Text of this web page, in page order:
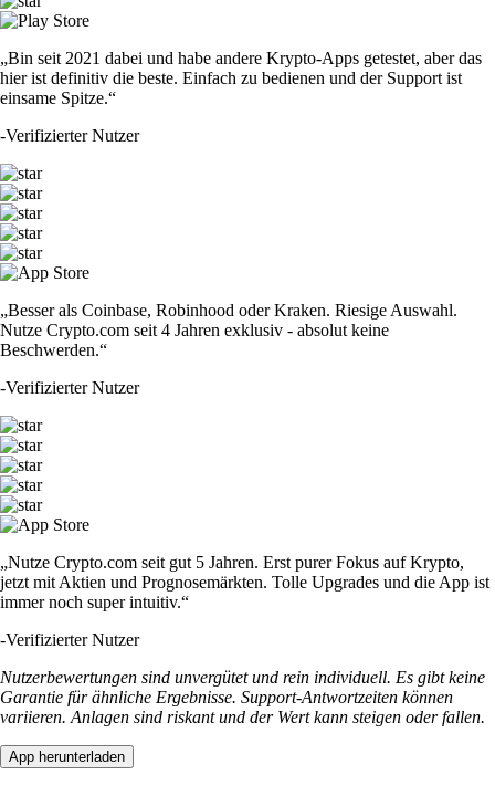
„Bin seit 2021 dabei und habe andere Krypto-Apps getestet, aber das
hier ist definitiv die beste. Einfach zu bedienen und der Support ist
einsame Spitze.“
-Verifizierter Nutzer
„Besser als Coinbase, Robinhood oder Kraken. Riesige Auswahl.
Nutze Crypto.com seit 4 Jahren exklusiv - absolut keine
Beschwerden.“
-Verifizierter Nutzer
„Nutze Crypto.com seit gut 5 Jahren. Erst purer Fokus auf Krypto,
jetzt mit Aktien und Prognosemärkten. Tolle Upgrades und die App ist
immer noch super intuitiv.“
-Verifizierter Nutzer
Nutzerbewertungen sind unvergütet und rein individuell. Es gibt keine
Garantie für ähnliche Ergebnisse. Support-Antwortzeiten können
variieren. Anlagen sind riskant und der Wert kann steigen oder fallen.
App herunterladen